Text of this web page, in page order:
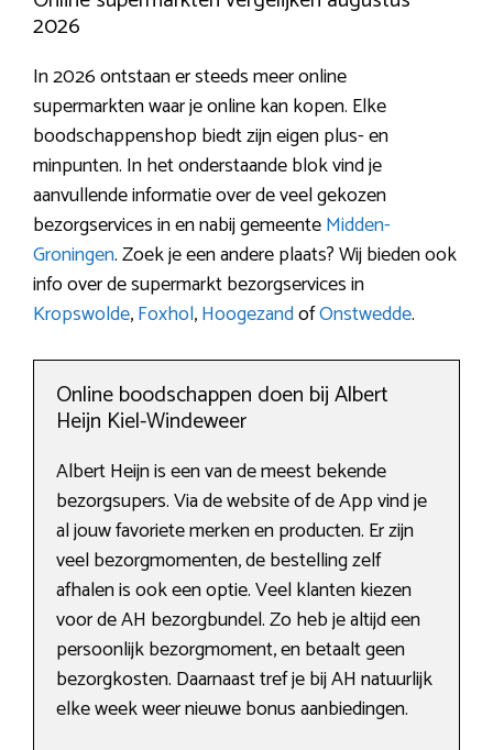
2026
In 2026 ontstaan er steeds meer online
supermarkten waar je online kan kopen. Elke
boodschappenshop biedt zijn eigen plus- en
minpunten. In het onderstaande blok vind je
aanvullende informatie over de veel gekozen
bezorgservices in en nabij gemeenteMidden-
Groningen. Zoek je een andere plaats? Wij bieden ook
info over de supermarkt bezorgservices in
Kropswolde,Foxhol,HoogezandofOnstwedde.
Online boodschappen doen bij Albert
Heijn Kiel-Windeweer
Albert Heijn is een van de meest bekende
bezorgsupers. Via de website of de App vind je
al jouw favoriete merken en producten. Er zijn
veel bezorgmomenten, de bestelling zelf
afhalen is ook een optie. Veel klanten kiezen
voor de AH bezorgbundel. Zo heb je altijd een
persoonlijk bezorgmoment, en betaalt geen
bezorgkosten. Daarnaast tref je bij AH natuurlijk
elke week weer nieuwe bonus aanbiedingen.